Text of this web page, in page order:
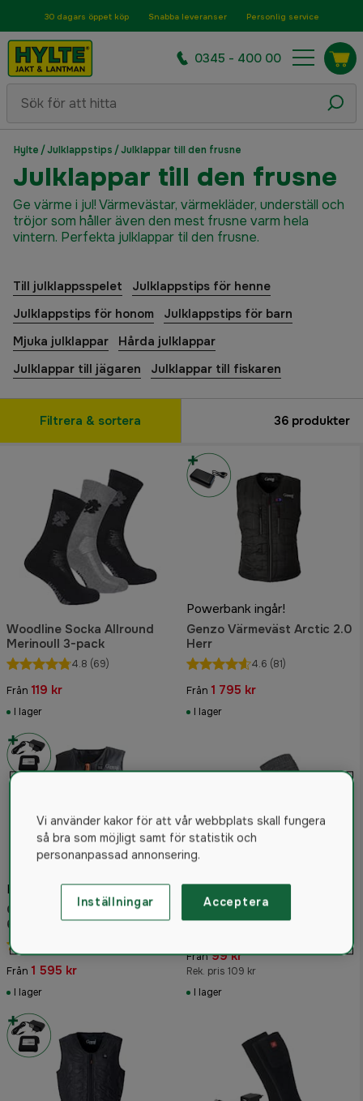
30 dagars öppet köp Snabba leveranser Personlig service
0345 - 400 00
Hylte /Julklappstips /Julklappar till den frusne
Julklappar till den frusne
Ge värme i jul! Värmevästar, värmekläder, underställ och
tröjor som håller även den mest frusne varm hela
vintern. Perfekta julklappar til den frusne.
Till julklappsspelet
Julklappstips för henne
Julklappstips för honom
Julklappstips för barn
Mjuka julklappar
Hårda julklappar
Julklappar till jägaren
Julklappar till fiskaren
Filtrera & sortera 36 produkter
Woodline Socka Allround
Merinoull 3-pack
4.8 (69)
Från 119 kr
I lager
Powerbank ingår!
Genzo Värmeväst Arctic 2.0
Herr
4.6 (81)
Från 1 795 kr
I lager
Batteri & laddare ingår!
Genzo Värmeväst Arctic
6000 mAh
Från 1 595 kr
I lager
Woodline Socka +
Linersocka Merinoull Grå
Från 99 kr
Rek. pris 109 kr
I lager
Vi använder kakor för att vår webbplats skall fungera
så bra som möjligt samt för statistik och
personanpassad annonsering.
Inställningar Acceptera